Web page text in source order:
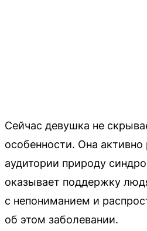
Сейчас девушка не
особенности. Она активно
аудитории природу
оказывает поддержку
с непониманием и
об этом заболевании.